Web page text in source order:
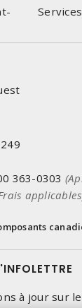
363-0303
à jour sur